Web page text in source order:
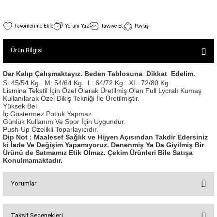
Basic Taytlar
Ve Bel Tayt
Deri Görünümlü Tayt
Tül Detaylı Spor Taytlar
Arkası Büzgülü Tayt
Dekolte Tayt
MODELLİ TAYTLAR
Fermuarlı Taytlar
İp Detaylı Spor Taytlar
Kısa Taytlar
Midi Şort
Tulum Kategorisi 2
1 SCRUNCH BUTT TULUM
MAYORKA TULUM
Oslo Tulum
Sunset Tulum
LUNA BACKLESS TULUM
Çapraz İp Detaylı Tulum
Çift Çapraz Tulum
Tek Çapraz Tulum
Tulum Kategorisi 3
4 Kollu SCRUNCH BUT Tulum İSPANYOL
Fermuarlı Spor Bra
Halkalı Spor Bra
Viyana Spor Bustiyer
Spor Bustiyer 2
SCULPT LINE SPOR BUSTIYER
Tshirt
BOLERA
V YAKA TSHIRT
Fit Spor Büstiyer 339
Fit Spor Bra Beyaz Renk 466
Stok Kodu : 466
990,00 TL
Yorum Yaz Tavsiye Et Paylaş
Ürün Bilgisi
Dar Kalıp Çalışmaktayız. Beden Tablosuna Dikkat Edelim.
S: 45/54 Kg.
M: 54/64 Kg. L: 64/72 Kg.
XL: 72/80 Kg.
Lismina Tekstil İçin Özel Olarak Üretilmiş Olan Full Lycralı Kumaş
Kullanılarak Özel Dikiş Tekniği İle Üretilmiştir.
Yüksek Bel
İç Göstermez Potluk Yapmaz.
Günlük Kullanım Ve Spor İçin Uygundur.
Push-Up Özelikli Toparlayıcıdır.
Dip Not : Maalesef Sağlık ve Hijyen Açısından Takdir Edersiniz
ki İade Ve Değişim Yapamıyoruz. Denenmiş Ya Da Giyilmiş Bir
Ürünü de Satmamız Etik Olmaz. Çekim Ürünleri Bile Satışa
Konulmamaktadır.
Yorumlar